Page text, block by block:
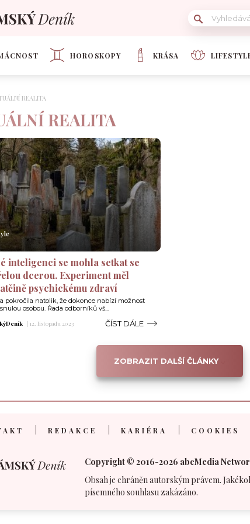
HOROSKOPY KRÁSA
REALITA
REALITA
inteligenci se mohla setkat se
dcerou. Experiment měl
psychickému zdraví
pokročila natolik, že dokonce nabízí možnost
osobou. Řada odborníků vš...
| 12. listopadu 2023 ČÍST DÁLE
ZOBRAZIT DALŠÍ ČLÁNKY
REDAKCE KARIÉRA COOKIES
Copyright © 2016-2026 abcMedia
Obsah je chráněn autorským právem.
písemného souhlasu zakázáno.